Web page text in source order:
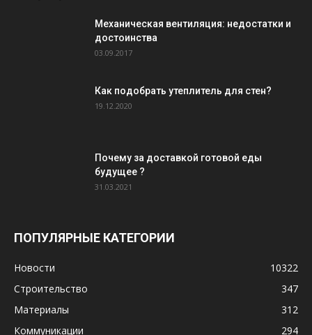
Механическая вентиляция: недостатки и
достоинства
03.09.2017
Как подобрать утеплитель для стен?
19.12.2020
Почему за доставкой готовой еды
будущее ?
31.03.2021
ПОПУЛЯРНЫЕ КАТЕГОРИИ
Новости
10322
Строительство
347
Материалы
312
Коммуникации
294